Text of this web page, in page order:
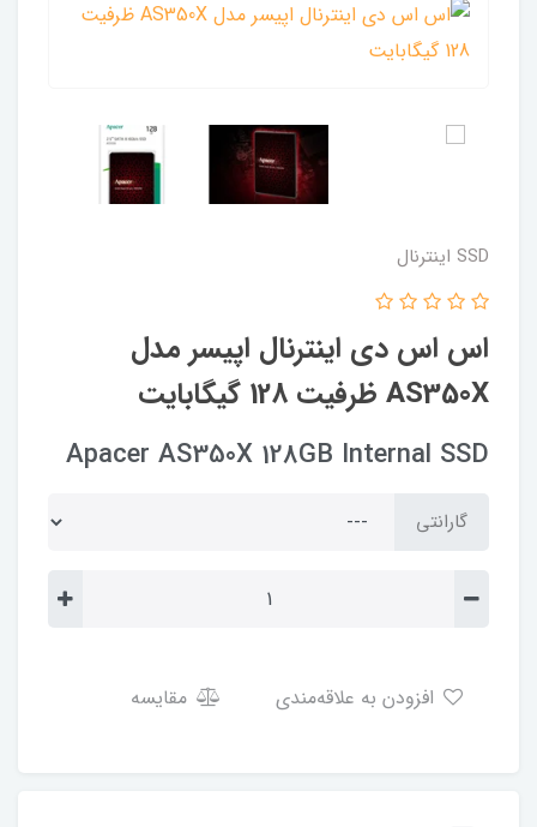
SSD اینترنال
اس اس دی اینترنال اپیسر مدل
AS350X ظرفیت 128 گیگابایت
Apacer AS350X 128GB Internal SSD
گارانتی
مقایسه